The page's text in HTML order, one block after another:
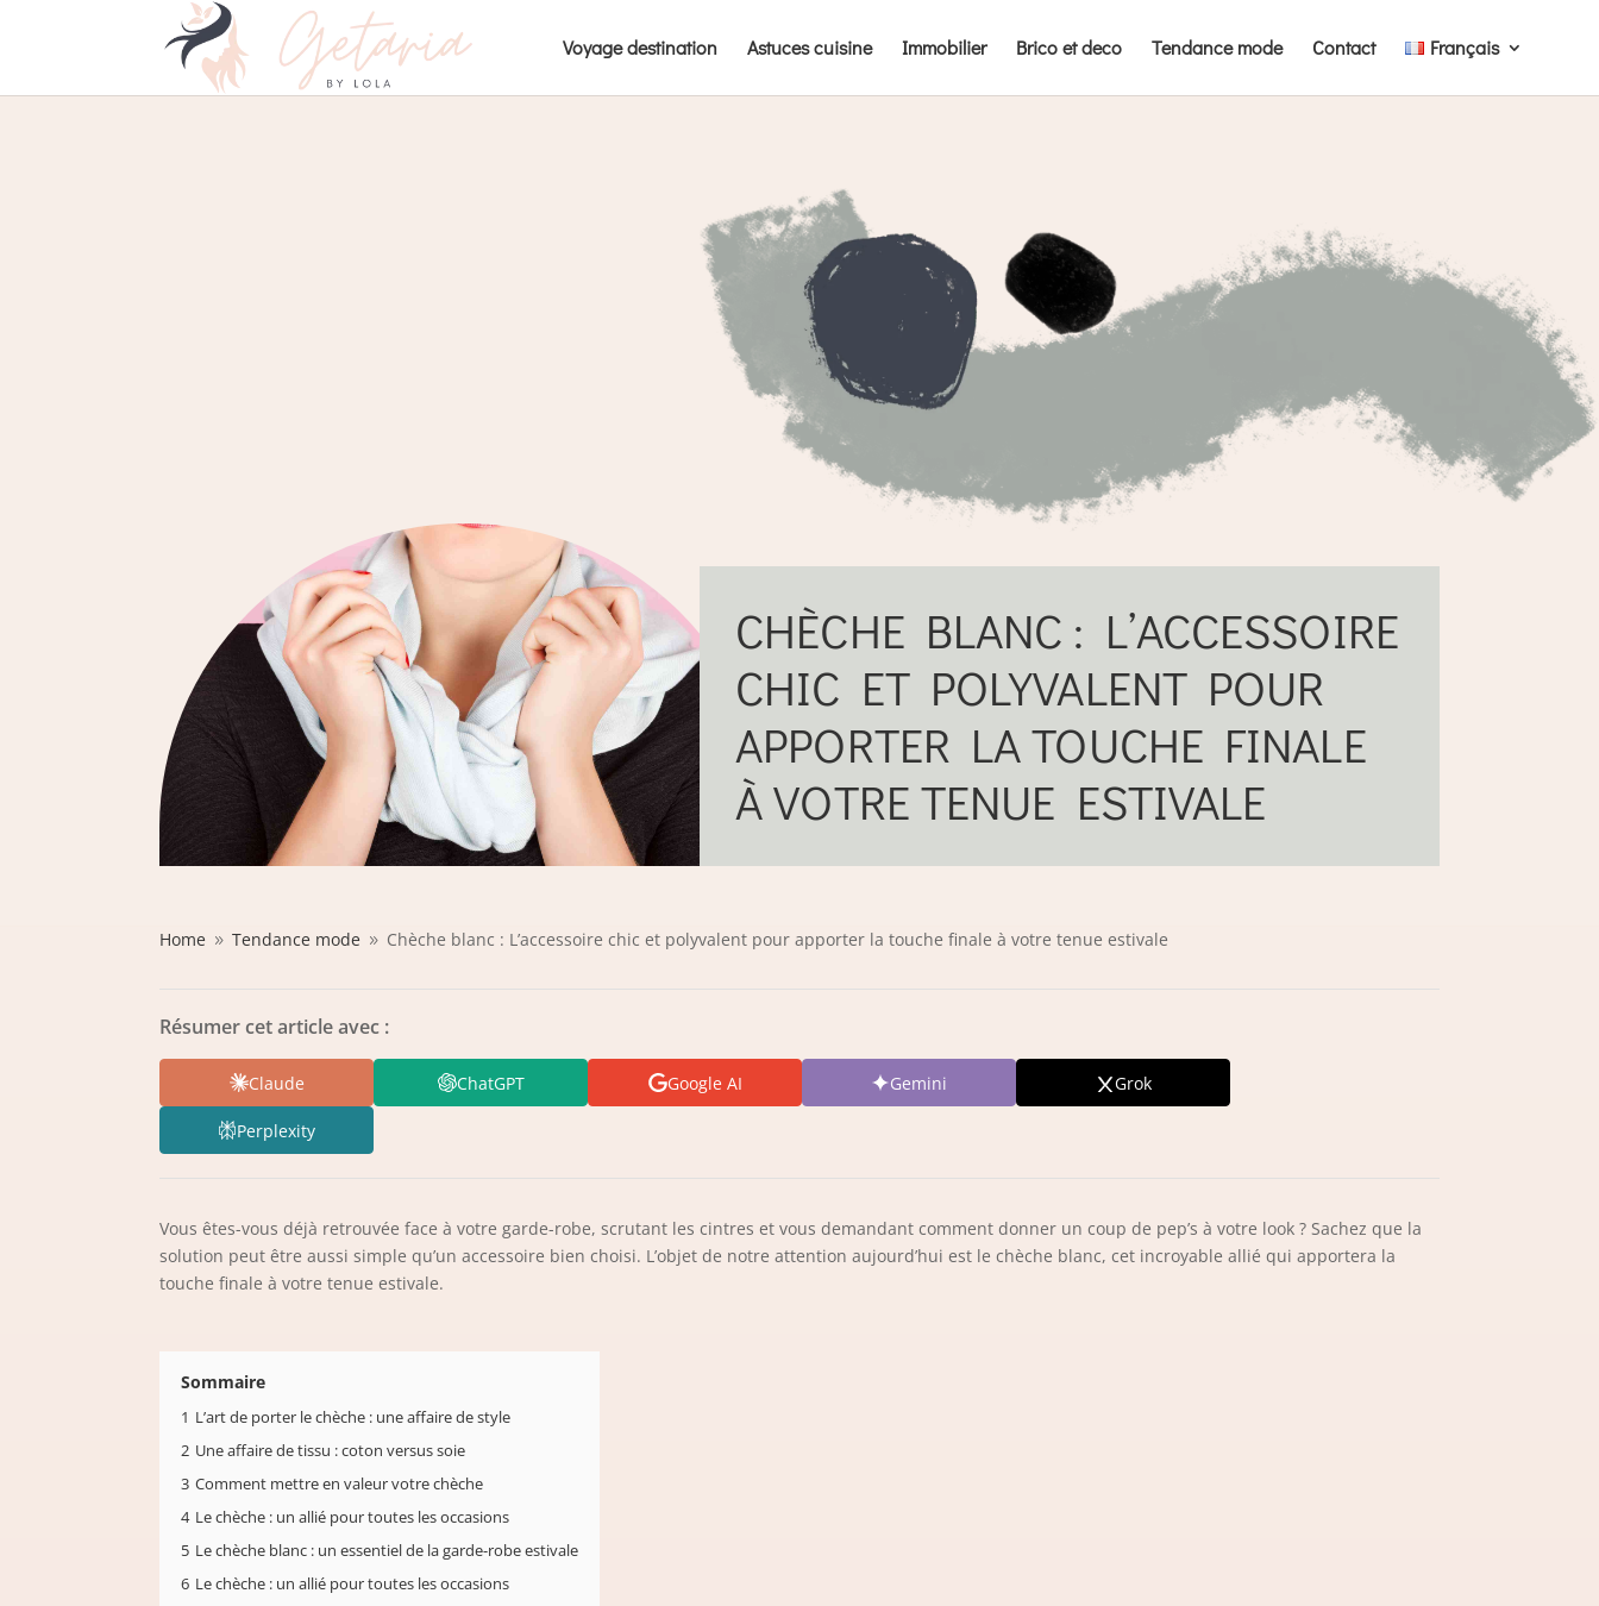
Voyage destination Astuces cuisine Immobilier Brico et deco Tendance mode Contact Français
CHÈCHE BLANC : L’ACCESSOIRE
CHIC ET POLYVALENT POUR
APPORTER LA TOUCHE FINALE
À VOTRE TENUE ESTIVALE
Home 9 Tendance mode 9 Chèche blanc : L’accessoire chic et polyvalent pour apporter la touche finale à votre tenue estivale
Résumer cet article avec :
Claude ChatGPT Google AI Gemini Grok
Perplexity
Vous êtes-vous déjà retrouvée face à votre garde-robe, scrutant les cintres et vous demandant comment donner un coup de pep’s à votre look ? Sachez que la
solution peut être aussi simple qu’un accessoire bien choisi. L’objet de notre attention aujourd’hui est le chèche blanc, cet incroyable allié qui apportera la
touche finale à votre tenue estivale.
Sommaire
1 L’art de porter le chèche : une affaire de style
2 Une affaire de tissu : coton versus soie
3 Comment mettre en valeur votre chèche
4 Le chèche : un allié pour toutes les occasions
5 Le chèche blanc : un essentiel de la garde-robe estivale
6 Le chèche : un allié pour toutes les occasions